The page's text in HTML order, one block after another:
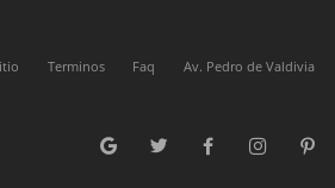
Terminos Faq
Av. Pedro de Valdivia